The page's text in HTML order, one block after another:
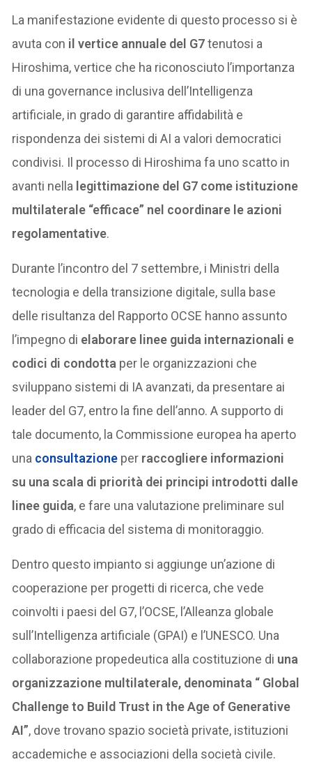
La manifestazione evidente di questo processo si è
avuta con il vertice annuale del G7tenutosi a
Hiroshima, vertice che ha riconosciuto l’importanza
di una governance inclusiva dell’Intelligenza
artificiale, in grado di garantire affidabilità e
rispondenza dei sistemi di AI a valori democratici
condivisi. Il processo di Hiroshima fa uno scatto in
avanti nella legittimazione del G7 come istituzione
multilaterale “efficace” nel coordinare le azioni
regolamentative.
Durante l’incontro del 7 settembre, i Ministri della
tecnologia e della transizione digitale, sulla base
delle risultanza del Rapporto OCSE hanno assunto
l’impegno di elaborare linee guida internazionali e
codici di condotta per le organizzazioni che
sviluppano sistemi di IA avanzati, da presentare ai
leader del G7, entro la fine dell’anno. A supporto di
tale documento, la Commissione europea ha aperto
una consultazione per raccogliere informazioni
su una scala di priorità dei principi introdotti dalle
linee guida, e fare una valutazione preliminare sul
grado di efficacia del sistema di monitoraggio.
Dentro questo impianto si aggiunge un’azione di
cooperazione per progetti di ricerca, che vede
coinvolti i paesi del G7, l’OCSE, l’Alleanza globale
sull’Intelligenza artificiale (GPAI) e l’UNESCO. Una
collaborazione propedeutica alla costituzione di una
organizzazione multilaterale, denominata “ Global
Challenge to Build Trust in the Age of Generative
AI”, dove trovano spazio società private, istituzioni
accademiche e associazioni della società civile.